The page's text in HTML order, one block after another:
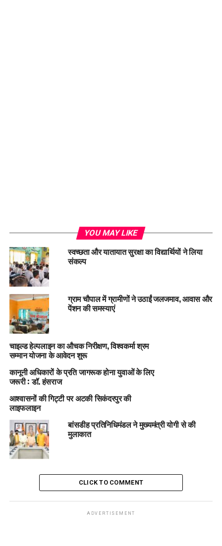
YOU MAY LIKE
स्वच्छता और यातायात सुरक्षा का विद्यार्थियों ने लिया
संकल्प
ग्राम चौपाल में ग्रामीणों ने उठाईं जलजमाव, आवास और
पेंशन की समस्याएं
चाइल्ड हेल्पलाइन का औचक निरीक्षण, विश्वकर्मा श्रम
सम्मान योजना के आवेदन शुरू
कानूनी अधिकारों के प्रति जागरूक होना युवाओं के लिए
जरूरी : डॉ. हंसराज
आश्वासनों की गिट्टी पर अटकी सिकंदरपुर की
लाइफलाइन
बांसडीह प्रतिनिधिमंडल ने मुख्यमंत्री योगी से की
मुलाकात
CLICK TO COMMENT
ADVERTISEMENT